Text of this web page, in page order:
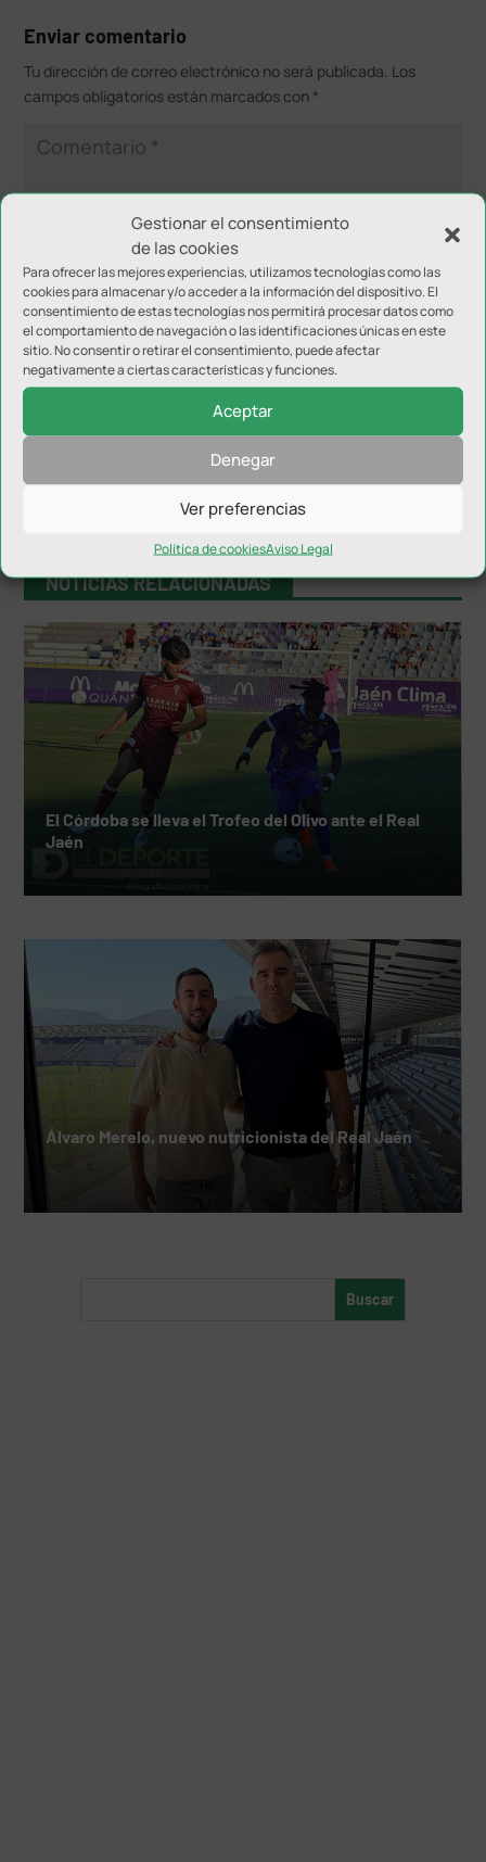
Gestionar el consentimiento
de las cookies
Para ofrecer las mejores experiencias, utilizamos tecnologías como las
cookies para almacenar y/o acceder a la información del dispositivo. El
consentimiento de estas tecnologías nos permitirá procesar datos como
el comportamiento de navegación o las identificaciones únicas en este
sitio. No consentir o retirar el consentimiento, puede afectar
negativamente a ciertas características y funciones.
Aceptar
Denegar
Ver preferencias
Política de cookiesAviso Legal
Enviar comentario
Tu dirección de correo electrónico no será publicada. Los
campos obligatorios están marcados con *
NOTICIAS RELACIONADAS
El Córdoba se lleva el Trofeo del Olivo ante el Real
Jaén
Álvaro Merelo, nuevo nutricionista del Real Jaén